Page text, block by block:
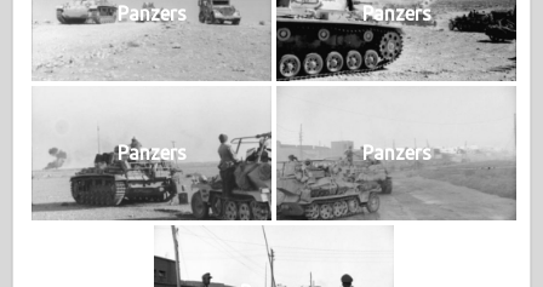
Panzers Panzers
Panzers Panzers